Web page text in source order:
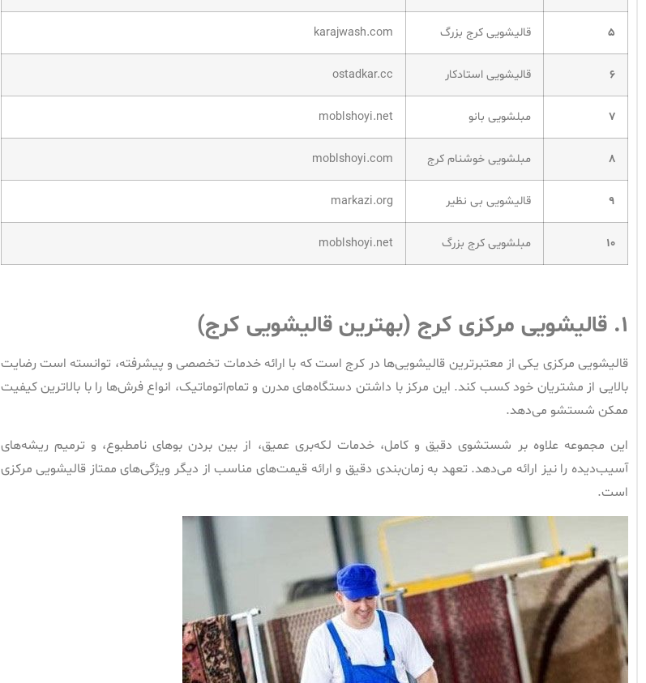
۵ قالیشویی کرج بزرگ karajwash.com
۶ قالیشویی استادکار ostadkar.cc
۷ مبلشویی بانو moblshoyi.net
۸ مبلشویی خوشنام کرج moblshoyi.com
۹ قالیشویی بی نظیر markazi.org
۱۰ مبلشویی کرج بزرگ moblshoyi.net
۱. قالیشویی مرکزی کرج (بهترین قالیشویی کرج)
قالیشویی مرکزی یکی از معتبرترین قالیشویی‌ها در کرج است که با ارائه خدمات تخصصی و پیشرفته، توانسته است رضایت
بالایی از مشتریان خود کسب کند. این مرکز با داشتن دستگاه‌های مدرن و تمام‌اتوماتیک، انواع فرش‌ها را با بالاترین کیفیت
ممکن شستشو می‌دهد.
این مجموعه علاوه بر شستشوی دقیق و کامل، خدمات لکه‌بری عمیق، از بین بردن بوهای نامطبوع، و ترمیم ریشه‌های
آسیب‌دیده را نیز ارائه می‌دهد. تعهد به زمان‌بندی دقیق و ارائه قیمت‌های مناسب از دیگر ویژگی‌های ممتاز قالیشویی مرکزی
است.